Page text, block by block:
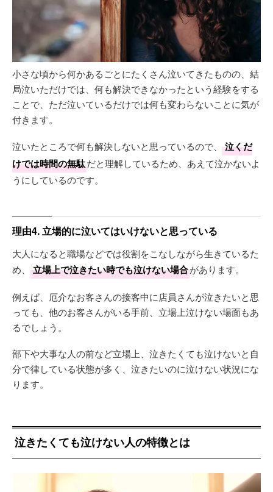
小さな頃から何かあるごとにたくさん泣いてきたものの、結
局泣いただけでは、何も解決できなかったという経験をする
ことで、ただ泣いているだけでは何も変わらないことに気が
付きます。
泣いたところで何も解決しないと思っているので、
泣くだ
けでは時間の無駄だと理解しているため、あえて泣かないよ
うにしているのです。
理由4. 立場的に泣いてはいけないと思っている
大人になると職場などでは役割をこなしながら生きているた
め、
立場上で泣きたい時でも泣けない場合があります。
例えば、厄介なお客さんの接客中に店員さんが泣きたいと思
っても、他のお客さんがいる手前、立場上泣けない場面もあ
るでしょう。
部下や大事な人の前など立場上、泣きたくても泣けないと自
分で律している状態が多く、泣きたいのに泣けない状況にな
ります。
泣きたくても泣けない人の特徴とは